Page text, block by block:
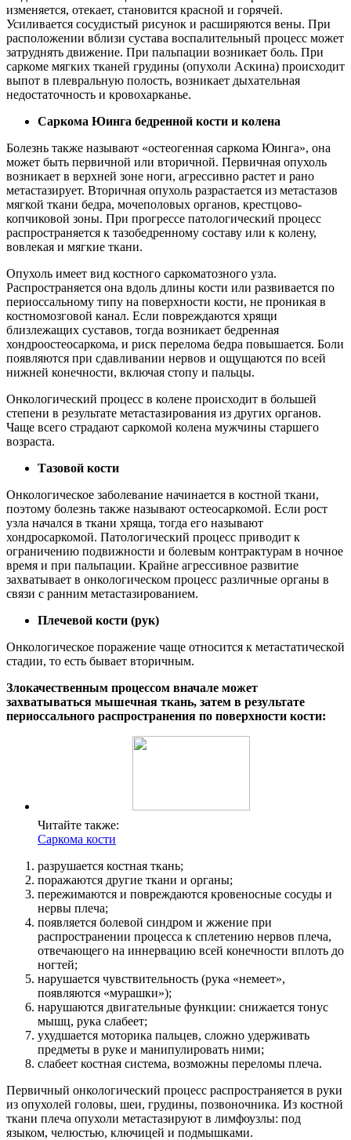
изменяется, отекает, становится красной и горячей.
Усиливается сосудистый рисунок и расширяются вены. При
расположении вблизи сустава воспалительный процесс может
затруднять движение. При пальпации возникает боль. При
саркоме мягких тканей грудины (опухоли Аскина) происходит
выпот в плевральную полость, возникает дыхательная
недостаточность и кровохарканье.
Саркома Юинга бедренной кости и колена
Болезнь также называют «остеогенная саркома Юинга», она
может быть первичной или вторичной. Первичная опухоль
возникает в верхней зоне ноги, агрессивно растет и рано
метастазирует. Вторичная опухоль разрастается из метастазов
мягкой ткани бедра, мочеполовых органов, крестцово-
копчиковой зоны. При прогрессе патологический процесс
распространяется к тазобедренному составу или к колену,
вовлекая и мягкие ткани.
Опухоль имеет вид костного саркоматозного узла.
Распространяется она вдоль длины кости или развивается по
периоссальному типу на поверхности кости, не проникая в
костномозговой канал. Если повреждаются хрящи
близлежащих суставов, тогда возникает бедренная
хондроостеосаркома, и риск перелома бедра повышается. Боли
появляются при сдавливании нервов и ощущаются по всей
нижней конечности, включая стопу и пальцы.
Онкологический процесс в колене происходит в большей
степени в результате метастазирования из других органов.
Чаще всего страдают саркомой колена мужчины старшего
возраста.
Тазовой кости
Онкологическое заболевание начинается в костной ткани,
поэтому болезнь также называют остеосаркомой. Если рост
узла начался в ткани хряща, тогда его называют
хондросаркомой. Патологический процесс приводит к
ограничению подвижности и болевым контрактурам в ночное
время и при пальпации. Крайне агрессивное развитие
захватывает в онкологическом процесс различные органы в
связи с ранним метастазированием.
Плечевой кости (рук)
Онкологическое поражение чаще относится к метастатической
стадии, то есть бывает вторичным.
Злокачественным процессом вначале может
захватываться мышечная ткань, затем в результате
периоссального распространения по поверхности кости:
Читайте также:
Саркома кости
разрушается костная ткань;
поражаются другие ткани и органы;
пережимаются и повреждаются кровеносные сосуды и
нервы плеча;
появляется болевой синдром и жжение при
распространении процесса к сплетению нервов плеча,
отвечающего на иннервацию всей конечности вплоть до
ногтей;
нарушается чувствительность (рука «немеет»,
появляются «мурашки»);
нарушаются двигательные функции: снижается тонус
мышц, рука слабеет;
ухудшается моторика пальцев, сложно удерживать
предметы в руке и манипулировать ними;
слабеет костная система, возможны переломы плеча.
Первичный онкологический процесс распространяется в руки
из опухолей головы, шеи, грудины, позвоночника. Из костной
ткани плеча опухоли метастазируют в лимфоузлы: под
языком, челюстью, ключицей и подмышками.